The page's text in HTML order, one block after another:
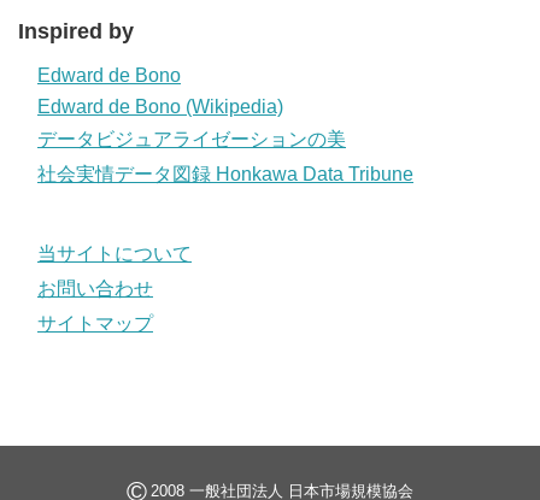
Inspired by
Edward de Bono
Edward de Bono (Wikipedia)
データビジュアライゼーションの美
社会実情データ図録 Honkawa Data Tribune
当サイトについて
お問い合わせ
サイトマップ
© 2008 一般社団法人 日本市場規模協会